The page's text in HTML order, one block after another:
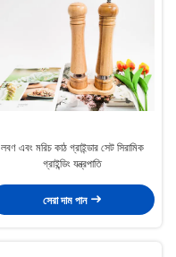
লবণ এবং মরিচ কাঠ গ্রাইন্ডার সেট সিরামিক
গ্রাইন্ডিং যন্ত্রপাতি
সেরা দাম পান